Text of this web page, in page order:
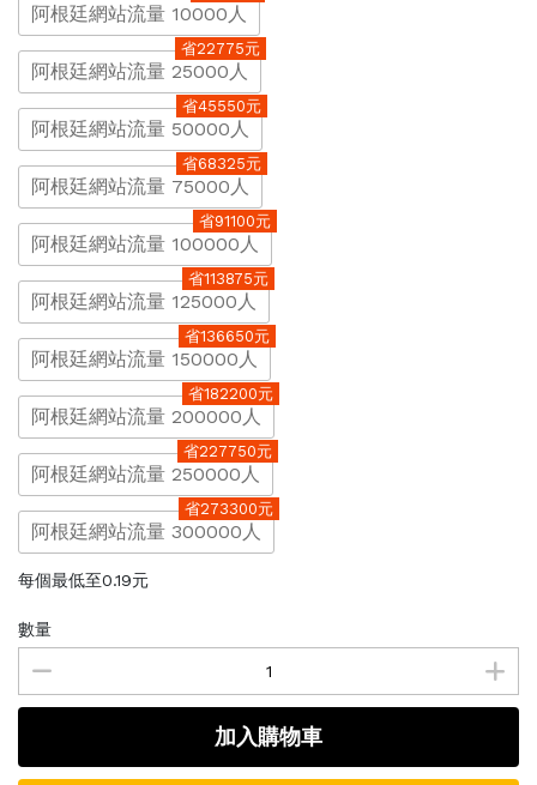
阿根廷網站流量 10000人
阿根廷網站流量 25000人
省22775元
阿根廷網站流量 50000人
省45550元
阿根廷網站流量 75000人
省68325元
阿根廷網站流量 100000人
省91100元
阿根廷網站流量 125000人
省113875元
阿根廷網站流量 150000人
省136650元
阿根廷網站流量 200000人
省182200元
阿根廷網站流量 250000人
省227750元
阿根廷網站流量 300000人
省273300元
每個最低至0.19元
數量
加入購物車